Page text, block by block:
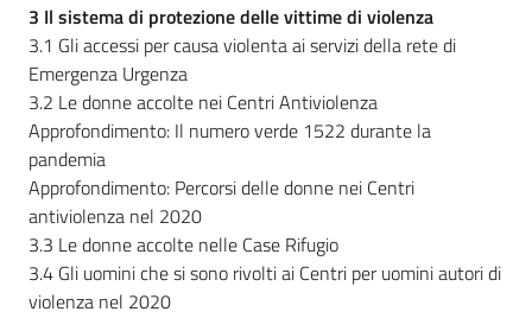
3 Il sistema di protezione delle vittime di violenza
3.1 Gli accessi per causa violenta ai servizi della rete di
Emergenza Urgenza
3.2 Le donne accolte nei Centri Antiviolenza
Approfondimento: Il numero verde 1522 durante la
pandemia
Approfondimento: Percorsi delle donne nei Centri
antiviolenza nel 2020
3.3 Le donne accolte nelle Case Rifugio
3.4 Gli uomini che si sono rivolti ai Centri per uomini autori di
violenza nel 2020